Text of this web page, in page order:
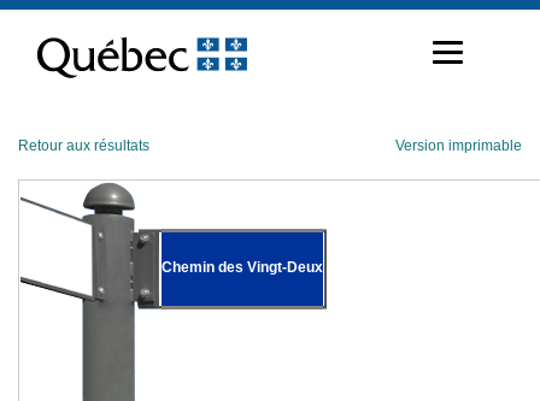
contenu
Retour aux résultats Version imprimable
Chemin des Vingt-Deux